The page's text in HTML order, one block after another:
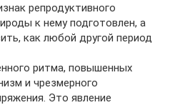
репродуктивного
к нему подготовлен, а
как любой другой период
ритма, повышенных
и чрезмерного
Это явление